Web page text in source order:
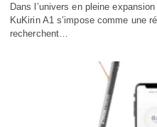
Dans l’univers en pleine
KuKirin A1 s’impose comme une
recherchent…